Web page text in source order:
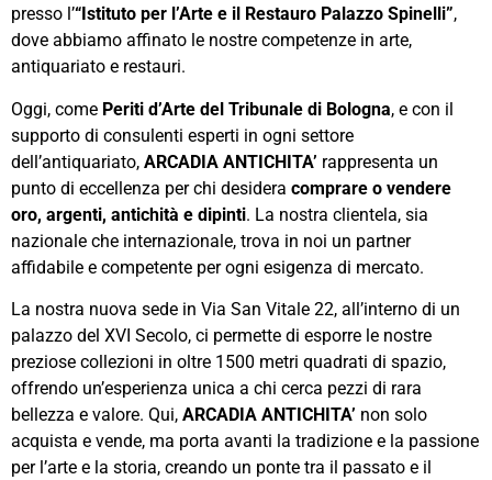
presso l’“Istituto per l’Arte e il Restauro Palazzo Spinelli”,
dove abbiamo affinato le nostre competenze in arte,
antiquariato e restauri.
Oggi, come Periti d’Arte del Tribunale di Bologna, e con il
supporto di consulenti esperti in ogni settore
dell’antiquariato, ARCADIA ANTICHITA’ rappresenta un
punto di eccellenza per chi desidera comprare o vendere
oro, argenti, antichità e dipinti. La nostra clientela, sia
nazionale che internazionale, trova in noi un partner
affidabile e competente per ogni esigenza di mercato.
La nostra nuova sede in Via San Vitale 22, all’interno di un
palazzo del XVI Secolo, ci permette di esporre le nostre
preziose collezioni in oltre 1500 metri quadrati di spazio,
offrendo un’esperienza unica a chi cerca pezzi di rara
bellezza e valore. Qui, ARCADIA ANTICHITA’ non solo
acquista e vende, ma porta avanti la tradizione e la passione
per l’arte e la storia, creando un ponte tra il passato e il